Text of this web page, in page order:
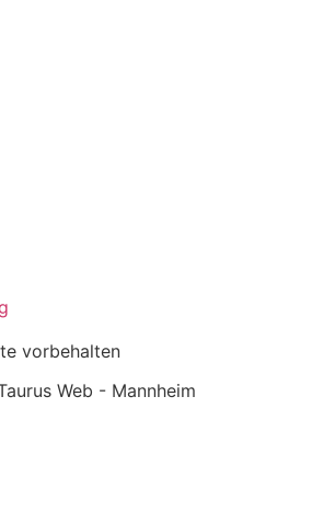
vorbehalten
Web - Mannheim